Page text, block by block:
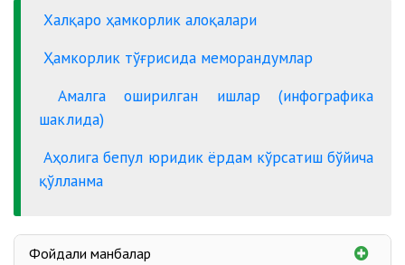
Халқаро ҳамкорлик алоқалари
Ҳамкорлик тўғрисида меморандумлар
Амалга оширилган ишлар (инфографика
шаклида)
Аҳолига бепул юридик ёрдам кўрсатиш бўйича
қўлланма
Фойдали манбалар